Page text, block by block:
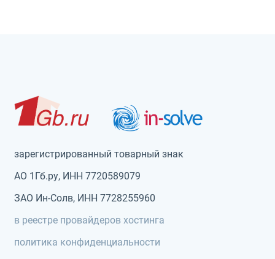
зарегистрированный товарный знак
АО 1Гб.ру, ИНН 7720589079
ЗАО Ин-Солв, ИНН 7728255960
в реестре провайдеров хостинга
политика конфиденциальности